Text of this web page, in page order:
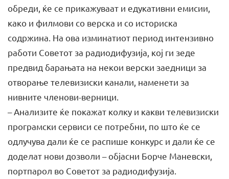
обреди, ќе се прикажуваат и едукативни емисии,
како и филмови со верска и со историска
содржина. На ова изминатиот период интензивно
работи Советот за радиодифузија, кој ги зеде
предвид барањата на некои верски заедници за
отворање телевизиски канали, наменети за
нивните членови-верници.
– Анализите ќе покажат колку и какви телевизиски
програмски сервиси се потребни, по што ќе се
одлучува дали ќе се распише конкурс и дали ќе се
доделат нови дозволи – објасни Борче Маневски,
портпарол во Советот за радиодифузија.